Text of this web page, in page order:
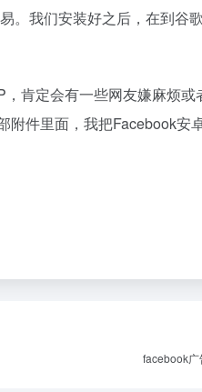
。我们安装好之后，在到谷
肯定会有一些网友嫌麻烦
件里面，我把Facebook安
facebook广